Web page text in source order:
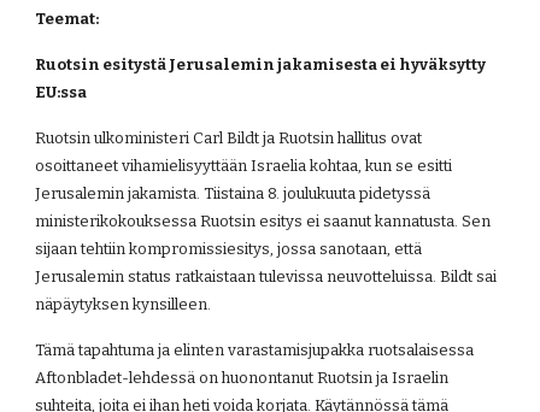
Teemat:
Ruotsin esitystä Jerusalemin jakamisesta ei hyväksytty
EU:ssa
Ruotsin ulkoministeri Carl Bildt ja Ruotsin hallitus ovat
osoittaneet vihamielisyyttään Israelia kohtaa, kun se esitti
Jerusalemin jakamista. Tiistaina 8. joulukuuta pidetyssä
ministerikokouksessa Ruotsin esitys ei saanut kannatusta. Sen
sijaan tehtiin kompromissiesitys, jossa sanotaan, että
Jerusalemin status ratkaistaan tulevissa neuvotteluissa. Bildt sai
näpäytyksen kynsilleen.
Tämä tapahtuma ja elinten varastamisjupakka ruotsalaisessa
Aftonbladet-lehdessä on huonontanut Ruotsin ja Israelin
suhteita, joita ei ihan heti voida korjata. Käytännössä tämä